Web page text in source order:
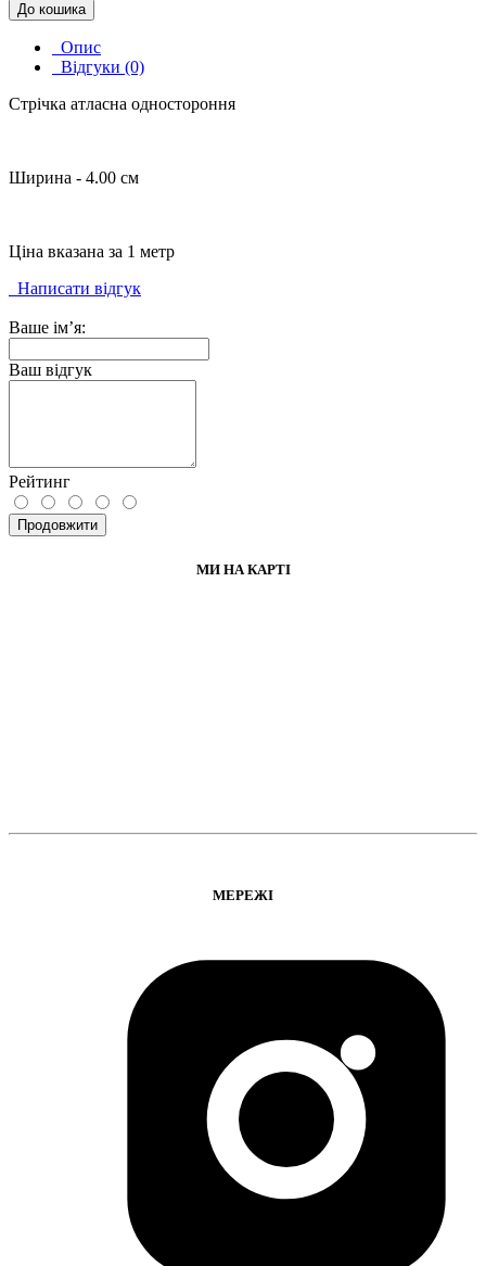
До кошика
Опис
Відгуки (0)
Стрічка атласна одностороння
Ширина - 4.00 см
Ціна вказана за 1 метр
Написати відгук
Ваше ім’я:
Ваш відгук
Рейтинг
Продовжити
МИ НА КАРТІ
МЕРЕЖІ